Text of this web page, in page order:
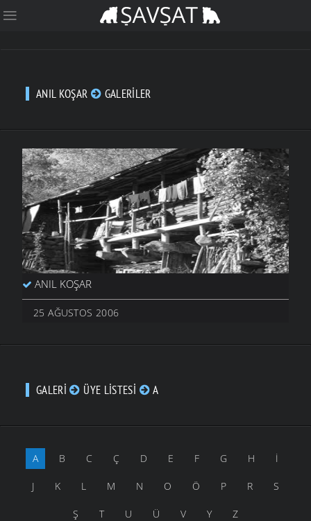
ANIL KOŞAR GALERILER
ANIL KOŞAR
25 AĞUSTOS 2006
GALERI ÜYE LISTESI A
A B C Ç D E F G H İ
J K L M N O Ö P R S
Ş T U Ü V Y Z